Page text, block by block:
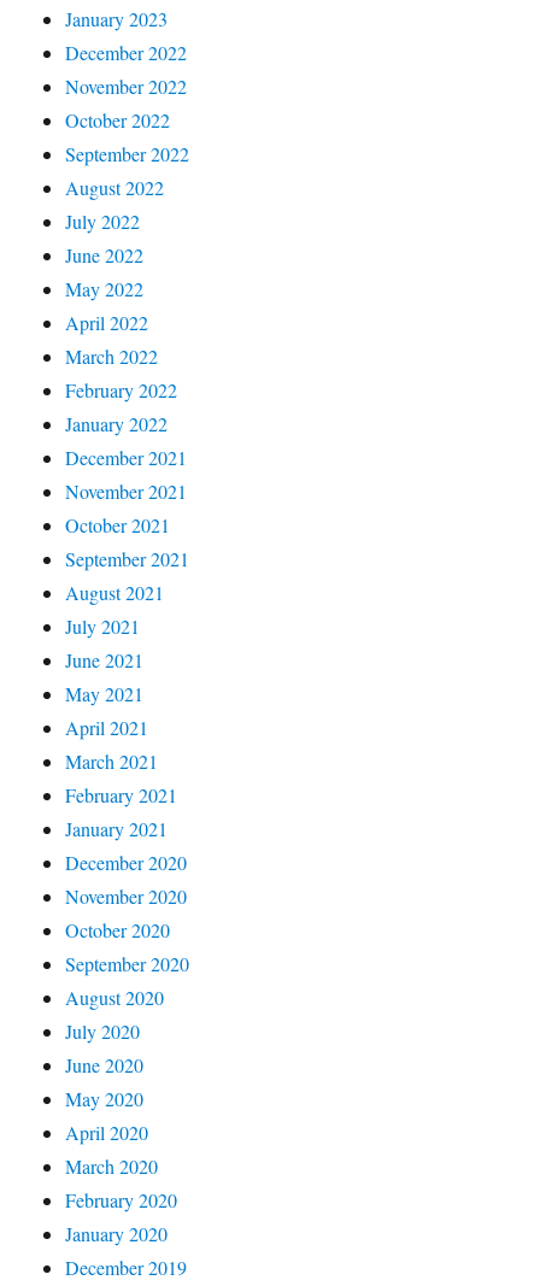
January 2023
December 2022
November 2022
October 2022
September 2022
August 2022
July 2022
June 2022
May 2022
April 2022
March 2022
February 2022
January 2022
December 2021
November 2021
October 2021
September 2021
August 2021
July 2021
June 2021
May 2021
April 2021
March 2021
February 2021
January 2021
December 2020
November 2020
October 2020
September 2020
August 2020
July 2020
June 2020
May 2020
April 2020
March 2020
February 2020
January 2020
December 2019